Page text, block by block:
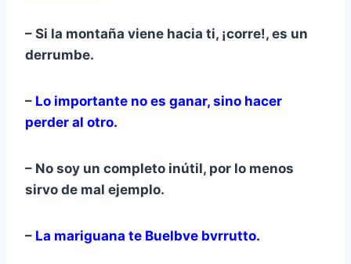
– Si la montaña viene hacia ti, ¡corre!, es un
derrumbe.
– Lo importante no es ganar, sino hacer
perder al otro.
– No soy un completo inútil, por lo menos
sirvo de mal ejemplo.
– La mariguana te Buelbve bvrrutto.